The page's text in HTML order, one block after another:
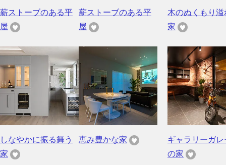
薪ストーブのある平
屋
薪ストーブのある平
屋
木のぬくもり溢
家
しなやかに振る舞う
家
恵み豊かな家
ギャラリーガレ
の家